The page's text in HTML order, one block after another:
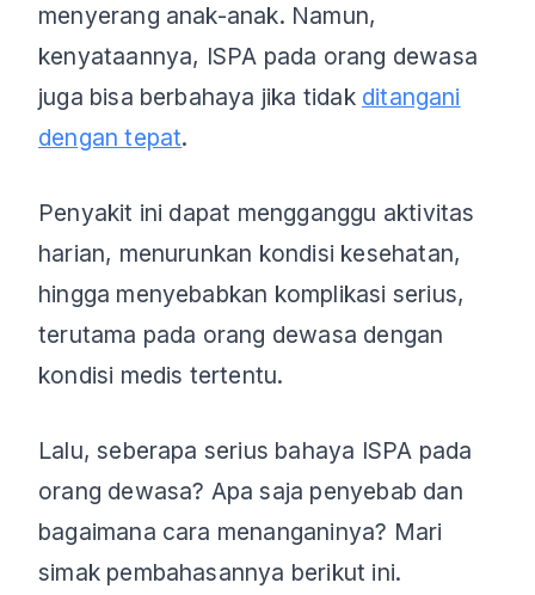
menyerang anak-anak. Namun,
kenyataannya, ISPA pada orang dewasa
juga bisa berbahaya jika tidak ditangani
dengan tepat.
Penyakit ini dapat mengganggu aktivitas
harian, menurunkan kondisi kesehatan,
hingga menyebabkan komplikasi serius,
terutama pada orang dewasa dengan
kondisi medis tertentu.
Lalu, seberapa serius bahaya ISPA pada
orang dewasa? Apa saja penyebab dan
bagaimana cara menanganinya? Mari
simak pembahasannya berikut ini.